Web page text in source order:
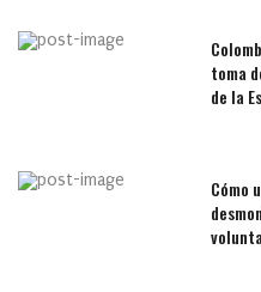
toma
de la
Cómo